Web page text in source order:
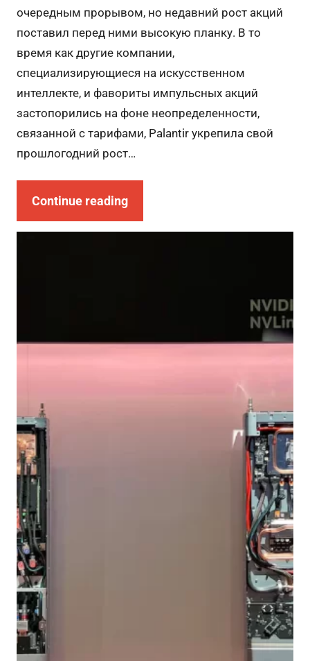
очередным прорывом, но недавний рост акций
поставил перед ними высокую планку. В то
время как другие компании,
специализирующиеся на искусственном
интеллекте, и фавориты импульсных акций
застопорились на фоне неопределенности,
связанной с тарифами, Palantir укрепила свой
прошлогодний рост…
Continue reading